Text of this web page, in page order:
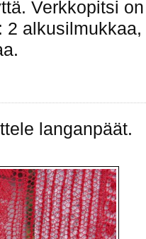
Verkkopitsi
2
langanpäät.